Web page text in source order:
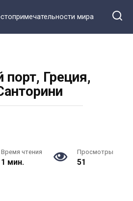
мира
порт, Греция,
Время чтения
1 мин.
Просмотры
51